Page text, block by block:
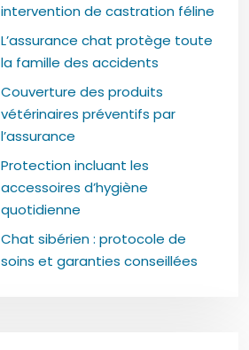
intervention de castration féline
L’assurance chat protège toute
la famille des accidents
Couverture des produits
vétérinaires préventifs par
l’assurance
Protection incluant les
accessoires d’hygiène
quotidienne
Chat sibérien : protocole de
soins et garanties conseillées